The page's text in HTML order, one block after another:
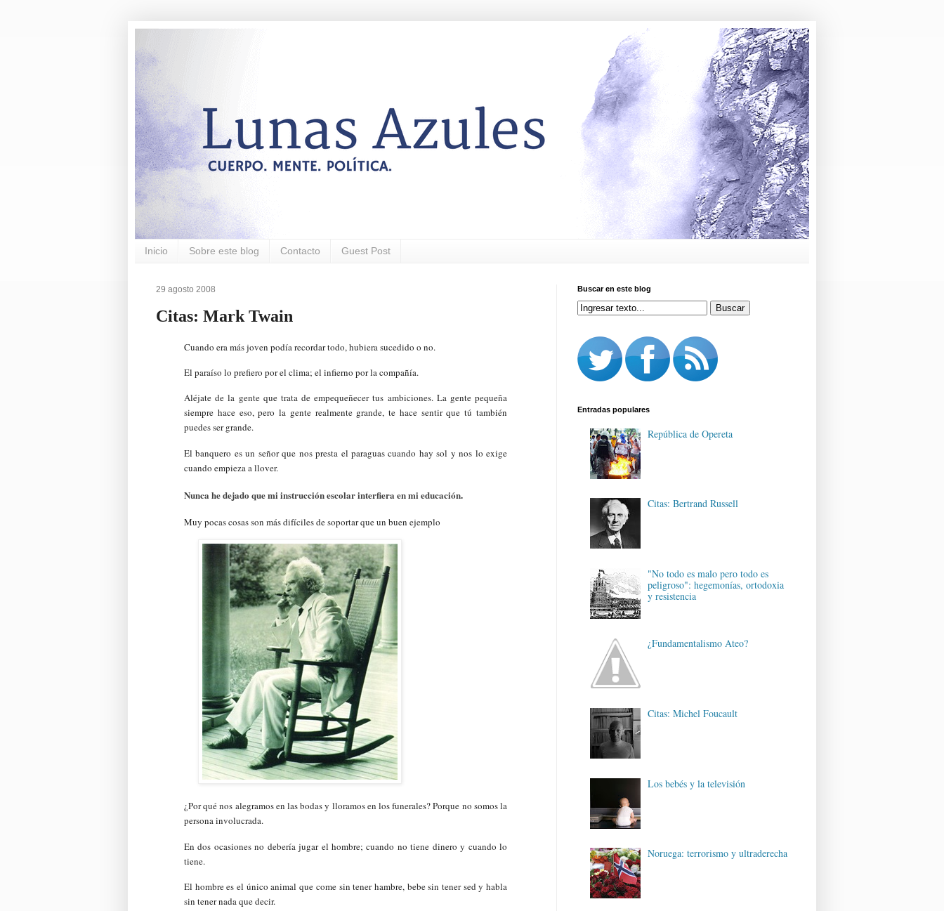
Inicio Sobre este blog Contacto Guest Post
29 agosto 2008
Citas: Mark Twain
Cuando era más joven podía recordar todo, hubiera sucedido o no.
El paraíso lo prefiero por el clima; el infierno por la compañía.
Aléjate de la gente que trata de empequeñecer tus ambiciones. La gente pequeña
siempre hace eso, pero la gente realmente grande, te hace sentir que tú también
puedes ser grande.
El banquero es un señor que nos presta el paraguas cuando hay sol y nos lo exige
cuando empieza a llover.
Nunca he dejado que mi instrucción escolar interfiera en mi educación.
Muy pocas cosas son más difíciles de soportar que un buen ejemplo
¿Por qué nos alegramos en las bodas y lloramos en los funerales? Porque no somos la
persona involucrada.
En dos ocasiones no debería jugar el hombre; cuando no tiene dinero y cuando lo
tiene.
El hombre es el único animal que come sin tener hambre, bebe sin tener sed y habla
sin tener nada que decir.
Buscar en este blog
Entradas populares
República de Opereta
Citas: Bertrand Russell
"No todo es malo pero todo es
peligroso": hegemonías, ortodoxia
y resistencia
¿Fundamentalismo Ateo?
Citas: Michel Foucault
Los bebés y la televisión
Noruega: terrorismo y ultraderecha